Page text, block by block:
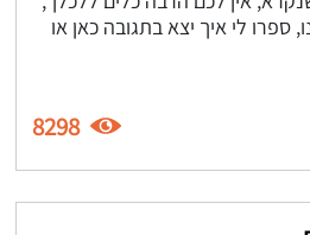
ספרו לי איך יצא בתגובה כאן או
8298